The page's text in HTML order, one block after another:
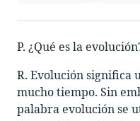
P. ¿Qué es la
R. Evolución significa
mucho tiempo. Sin
palabra evolución se